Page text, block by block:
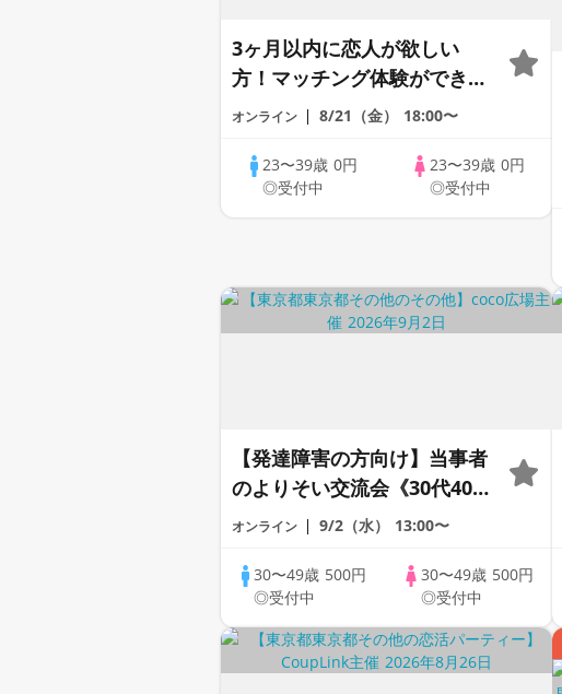
3ヶ月以内に恋人が欲しい
方！マッチング体験ができる
1dayCoupLink♪【恋活】
オンライン 8/21（金） 18:00〜
23〜39歳0円
◎受付中
23〜39歳 0円
◎受付中
【発達障害の方向け】当事者
のよりそい交流会《30代40代
限定》＠オンライン
オンライン 9/2（水） 13:00〜
30〜49歳 500円
◎受付中
30〜49歳 500円
◎受付中